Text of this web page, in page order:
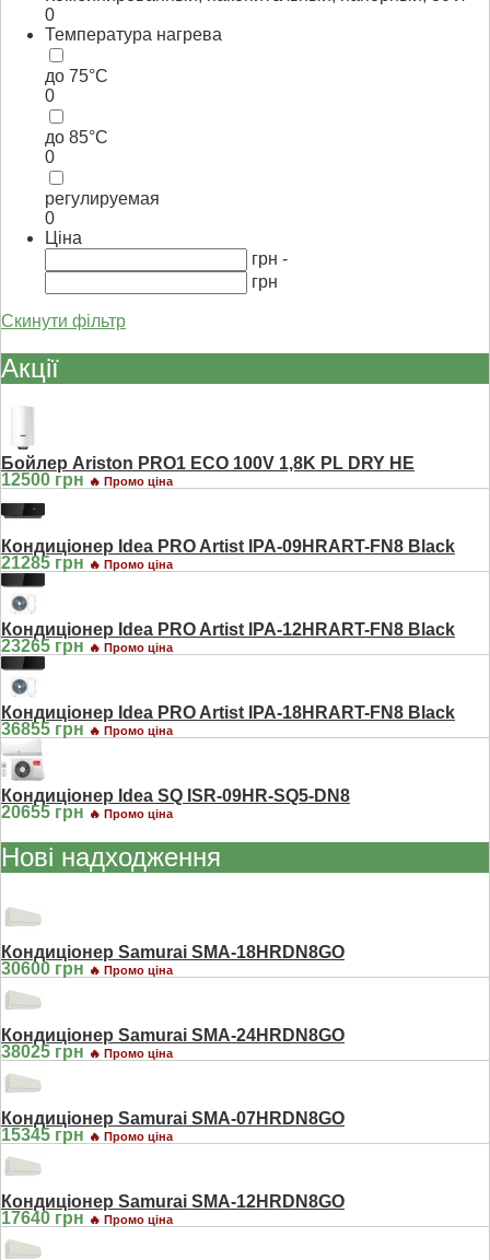
0
Температура нагрева
до 75°С
0
до 85°С
0
регулируемая
0
Ціна
грн -
грн
Скинути фільтр
Акції
Бойлер Ariston PRO1 ECO 100V 1,8K PL DRY HE
12500 грн 🔥 Промо ціна
Кондиціонер Idea PRO Artist IPA-09HRART-FN8 Black
21285 грн 🔥 Промо ціна
Кондиціонер Idea PRO Artist IPA-12HRART-FN8 Black
23265 грн 🔥 Промо ціна
Кондиціонер Idea PRO Artist IPA-18HRART-FN8 Black
36855 грн 🔥 Промо ціна
Кондиціонер Idea SQ ISR-09HR-SQ5-DN8
20655 грн 🔥 Промо ціна
Нові надходження
Кондиціонер Samurai SMA-18HRDN8GO
30600 грн 🔥 Промо ціна
Кондиціонер Samurai SMA-24HRDN8GO
38025 грн 🔥 Промо ціна
Кондиціонер Samurai SMA-07HRDN8GO
15345 грн 🔥 Промо ціна
Кондиціонер Samurai SMA-12HRDN8GO
17640 грн 🔥 Промо ціна